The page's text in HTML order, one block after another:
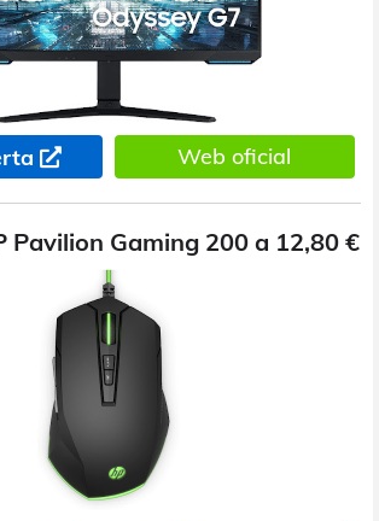
Web oficial
Pavilion Gaming 200 a 12,80 €